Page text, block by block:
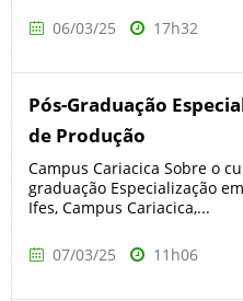
06/03/25 17h32
Pós-Graduação
de Produção
Campus Cariacica Sobre o
graduação Especialização
Ifes, Campus Cariacica,...
07/03/25 11h06